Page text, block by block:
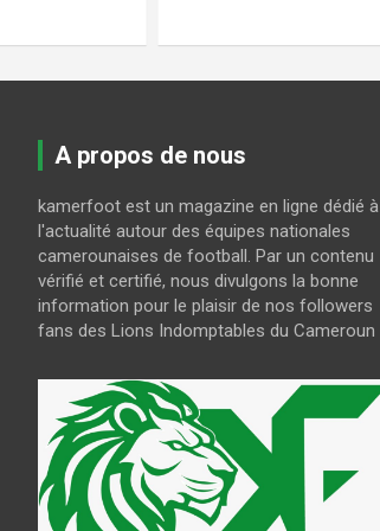
A propos de nous
kamerfoot est un magazine en ligne dédié à
l'actualité autour des équipes nationales
camerounaises de football. Par un contenu
vérifié et certifié, nous divulgons la bonne
information pour le plaisir de nos followers
fans des Lions Indomptables du Cameroun
COUPE DU CAMEROUN
Coupe du Cameroun 2026
: Aigle Royal brise le rêve
de Rizière FC
août 5, 2026 kamerfoot